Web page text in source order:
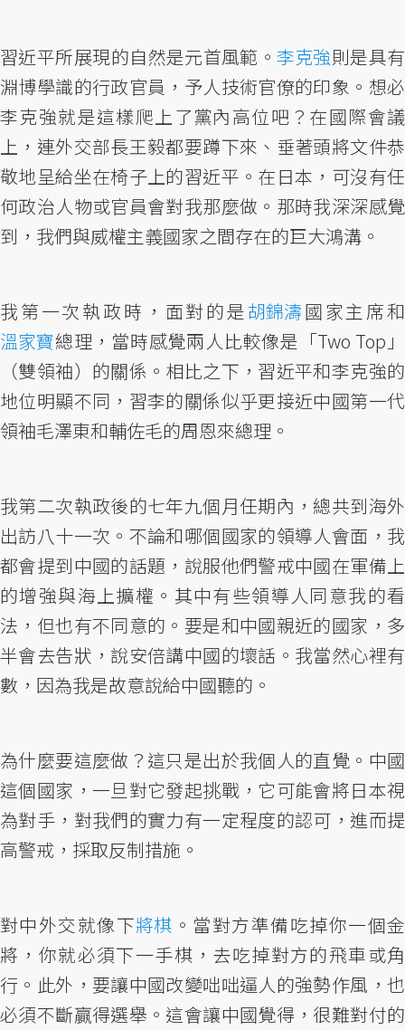
習近平所展現的自然是元首風範。李克強則是具有
淵博學識的行政官員，予人技術官僚的印象。想必
李克強就是這樣爬上了黨內高位吧？在國際會議
上，連外交部長王毅都要蹲下來、垂著頭將文件恭
敬地呈給坐在椅子上的習近平。在日本，可沒有任
何政治人物或官員會對我那麼做。那時我深深感覺
到，我們與威權主義國家之間存在的巨大鴻溝。
我第一次執政時，面對的是胡錦濤國家主席和
溫家寶總理，當時感覺兩人比較像是「Two Top」
（雙領袖）的關係。相比之下，習近平和李克強的
地位明顯不同，習李的關係似乎更接近中國第一代
領袖毛澤東和輔佐毛的周恩來總理。
我第二次執政後的七年九個月任期內，總共到海外
出訪八十一次。不論和哪個國家的領導人會面，我
都會提到中國的話題，說服他們警戒中國在軍備上
的增強與海上擴權。其中有些領導人同意我的看
法，但也有不同意的。要是和中國親近的國家，多
半會去告狀，說安倍講中國的壞話。我當然心裡有
數，因為我是故意說給中國聽的。
為什麼要這麼做？這只是出於我個人的直覺。中國
這個國家，一旦對它發起挑戰，它可能會將日本視
為對手，對我們的實力有一定程度的認可，進而提
高警戒，採取反制措施。
對中外交就像下將棋 。當對方準備吃掉你一個金
將，你就必須下一手棋，去吃掉對方的飛車或角
行。此外，要讓中國改變咄咄逼人的強勢作風，也
必須不斷贏得選舉。這會讓中國覺得，很難對付的